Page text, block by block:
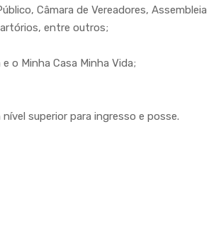
Câmara de Vereadores,
entre outros;
o Minha Casa Minha Vida;
superior para ingresso e posse.